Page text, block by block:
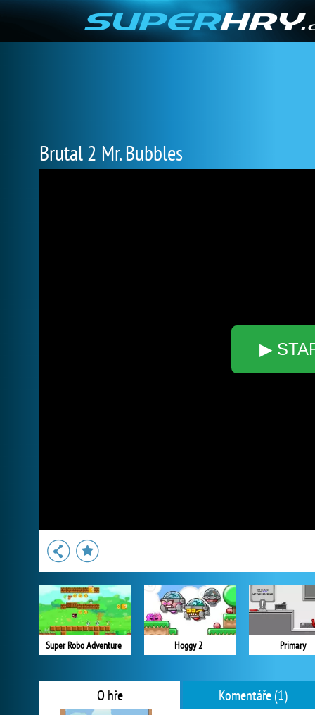
Brutal 2 Mr. Bubbles
▶
Super Robo Adventure Hoggy 2 Primary
O hře Komentáře (1)